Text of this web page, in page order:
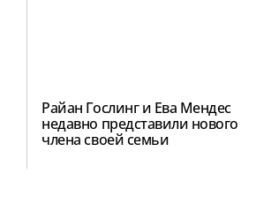
Райан Гослинг и Ева Мендес
недавно представили нового
члена своей семьи